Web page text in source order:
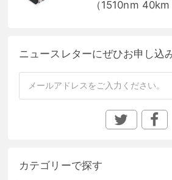
（1510nm 40km
ニュースレターにぜひお申し込
カテゴリーで探す